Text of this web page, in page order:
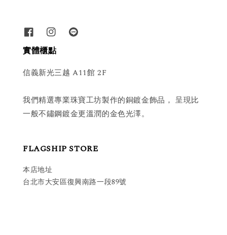
實體櫃點
信義新光三越 A11館 2F
我們精選專業珠寶工坊製作的銅鍍金飾品， 呈現比
一般不鏽鋼鍍金更溫潤的金色光澤。
FLAGSHIP STORE
本店地址
台北市大安區復興南路一段89號